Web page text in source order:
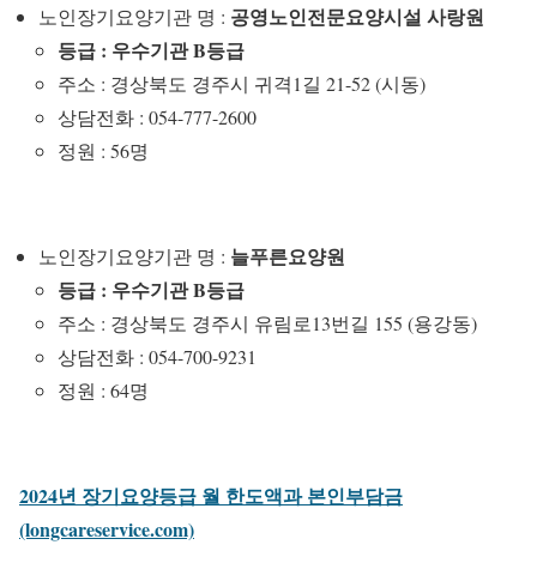
노인장기요양기관 명 : 공영노인전문요양시설 사랑원
등급 : 우수기관 B등급
주소 : 경상북도 경주시 귀격1길 21-52 (시동)
상담전화 : 054-777-2600
정원 : 56명
노인장기요양기관 명 : 늘푸른요양원
등급 : 우수기관 B등급
주소 : 경상북도 경주시 유림로13번길 155 (용강동)
상담전화 : 054-700-9231
정원 : 64명
2024년 장기요양등급 월 한도액과 본인부담금
(longcareservice.com)